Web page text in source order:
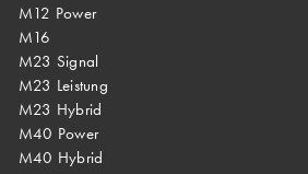
M12 Power
M16
M23 Signal
M23 Leistung
M23 Hybrid
M40 Power
M40 Hybrid